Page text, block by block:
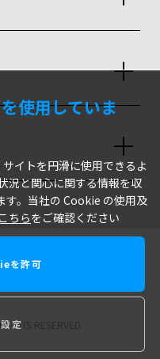
RESERVED.
使用していま
イトを円滑に使用できるよ
況と関心に関する情報を収
す。当社の Cookie の使用及
こちらをご確認ください
を許可
定